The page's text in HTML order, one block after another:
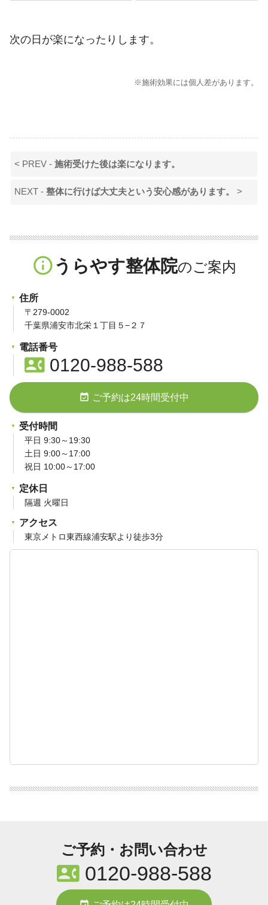
次の日が楽になったりします。
※施術効果には個人差があります。
< PREV -施術受けた後は楽になります。
NEXT -整体に行けば大丈夫という安心感があります。 >
info_outlineうらやす整体院
住所
〒279-0002
千葉県浦安市北栄１丁目５−２７
電話番号
contact_phone0120-988-588
event_available ご予約は24時間受付中
受付時間
平日 9:30～19:30
土日 9:00～17:00
祝日 10:00～17:00
定休日
隔週 火曜日
アクセス
東京メトロ東西線浦安駅より徒歩3分
ご予約・お問い合わせ
contact_phone0120-988-588